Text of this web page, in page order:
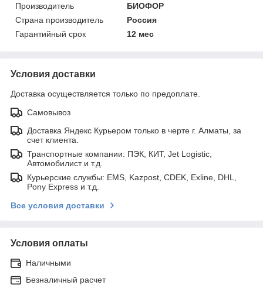
Производитель
БИОФОР
Страна производитель
Россия
Гарантийный срок
12 мес
Условия доставки
Доставка осуществляется только по предоплате.
Самовывоз
Доставка Яндекс Курьером только в черте г. Алматы, за
счет клиента.
Транспортные компании: ПЭК, КИТ, Jet Logistic,
Автомобилист и т.д.
Курьерские службы: EMS, Kazpost, CDEK, Exline, DHL,
Pony Express и т.д.
Все условия доставки
Условия оплаты
Наличными
Безналичный расчет